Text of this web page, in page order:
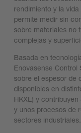
rendimiento y la
permite medir sin
sobre materiales no
complejas y
Basada en
Enovasense
sobre el espesor de
disponibles en
HKXL) y
y unos procesos de
sectores industriales.